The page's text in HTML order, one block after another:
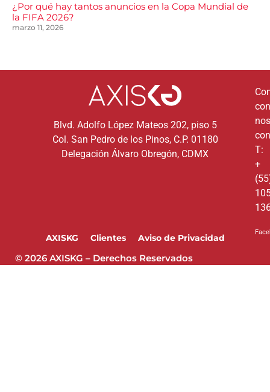
¿Por qué hay tantos anuncios en la Copa Mundial de
la FIFA 2026?
marzo 11, 2026
Blvd. Adolfo López Mateos 202, piso 5
Col. San Pedro de los Pinos, C.P. 01180
Delegación Álvaro Obregón, CDMX
con
T:
+
AXISKG Clientes Aviso de Privacidad
© 2026 AXISKG – Derechos Reservados